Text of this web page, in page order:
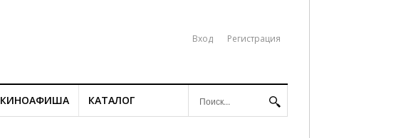
Вход Регистрация
КИНОАФИША КАТАЛОГ